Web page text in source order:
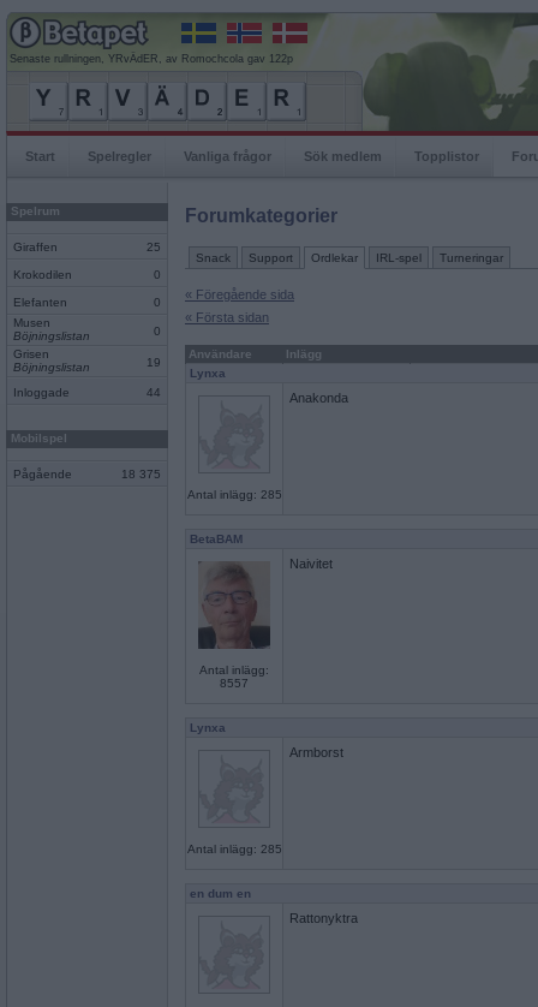
Senaste rullningen, YRvÄdER, av Romochcola gav 122p
Start Spelregler Vanliga frågor Sök medlem Topplistor
Spelrum
Giraffen 25
Krokodilen 0
Elefanten
0
Musen
Böjningslistan
0
Grisen
Böjningslistan
19
Inloggade 44
Mobilspel
Pågående 18 375
Forumkategorier
Snack Support Ordlekar IRL-spel Turneringar
« Föregående sida
« Första sidan
Användare
Inlägg
Lynxa
Antal inlägg: 285
Anakonda
BetaBAM
Antal inlägg:
8557
Naivitet
Lynxa
Antal inlägg: 285
Armborst
en dum en
Rattonyktra